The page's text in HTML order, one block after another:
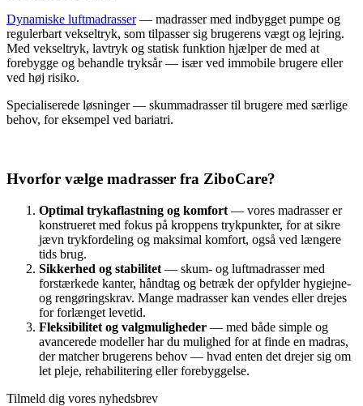
Dynamiske luftmadrasser— madrasser med indbygget pumpe og
regulerbart vekseltryk, som tilpasser sig brugerens vægt og lejring.
Med vekseltryk, lavtryk og statisk funktion hjælper de med at
forebygge og behandle tryksår — især ved immobile brugere eller
ved høj risiko.
Specialiserede løsninger — skummadrasser til brugere med særlige
behov, for eksempel ved bariatri.
Hvorfor vælge madrasser fra ZiboCare?
Optimal trykaflastning og komfort — vores madrasser er
konstrueret med fokus på kroppens trykpunkter, for at sikre
jævn trykfordeling og maksimal komfort, også ved længere
tids brug.
Sikkerhed og stabilitet — skum- og luftmadrasser med
forstærkede kanter, håndtag og betræk der opfylder hygiejne-
og rengøringskrav. Mange madrasser kan vendes eller drejes
for forlænget levetid.
Fleksibilitet og valgmuligheder — med både simple og
avancerede modeller har du mulighed for at finde en madras,
der matcher brugerens behov — hvad enten det drejer sig om
let pleje, rehabilitering eller forebyggelse.
Tilmeld dig vores nyhedsbrev